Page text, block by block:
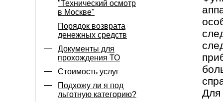
"Технический осмотр
в Москве"
Порядок возврата
денежных средств
Документы для
прохождения ТО
Стоимость услуг
Подхожу ли я под
льготную категорию?
Для